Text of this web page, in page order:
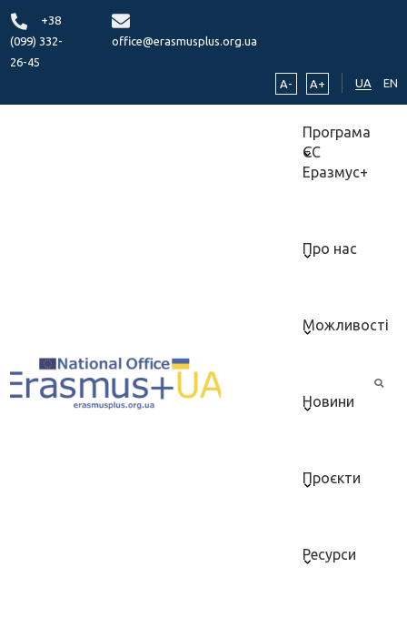
+38
(099) 332-
26-45
office@erasmusplus.org.ua
A- A+ UA EN
Програма
ЄС
Еразмус+
Про нас
Можливості
Новини
Проєкти
Ресурси